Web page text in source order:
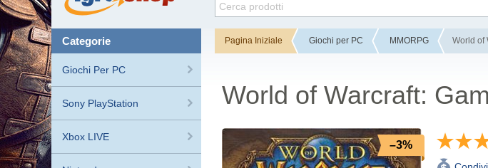
categorie
Giochi Per PC
Sony PlayStation
Xbox LIVE
Pagina Iniziale Giochi per PC MMORPG World of
World of Warcraft:
–3%